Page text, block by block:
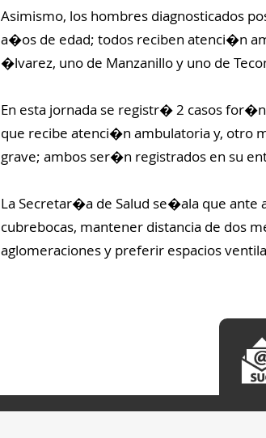
Asimismo, los hombres diagnosticados
a�os de edad; todos reciben atenci�n
�lvarez, uno de Manzanillo y uno de
En esta jornada se registr� 2 casos
que recibe atenci�n ambulatoria y, otro
grave; ambos ser�n registrados en su
La Secretar�a de Salud se�ala que ante
cubrebocas, mantener distancia de dos
aglomeraciones y preferir espacios